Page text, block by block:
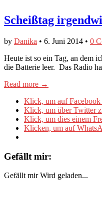
Scheißtag
by Danika • 6. Juni 2014 • 0
Heute ist so ein Tag, an dem
die Batterie leer. Das Radio
Read more →
Klick, um auf Facebook
Klick, um über Twitter
Klick, um dies einem
Klicken, um auf
Gefällt mir:
Gefällt mir Wird geladen...